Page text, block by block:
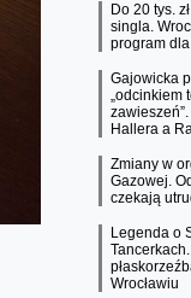
Do 20 tys.
singla.
program
Gajowicka
„odcinkiem
Hallera a
Zmiany w
Gazowej.
czekają
Legenda o
Wrocławiu